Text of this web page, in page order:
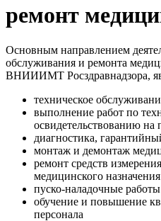
ремонт
Основным направлением
обслуживания и ремонта
ВНИИИМТ Росздравнадзора,
техническое
выполнение работ по
освидетельствованию на
диагностика,
монтаж и демонтаж
ремонт средств
медицинского назначения
пуско-наладочные работы
обучение и повышение
персонала